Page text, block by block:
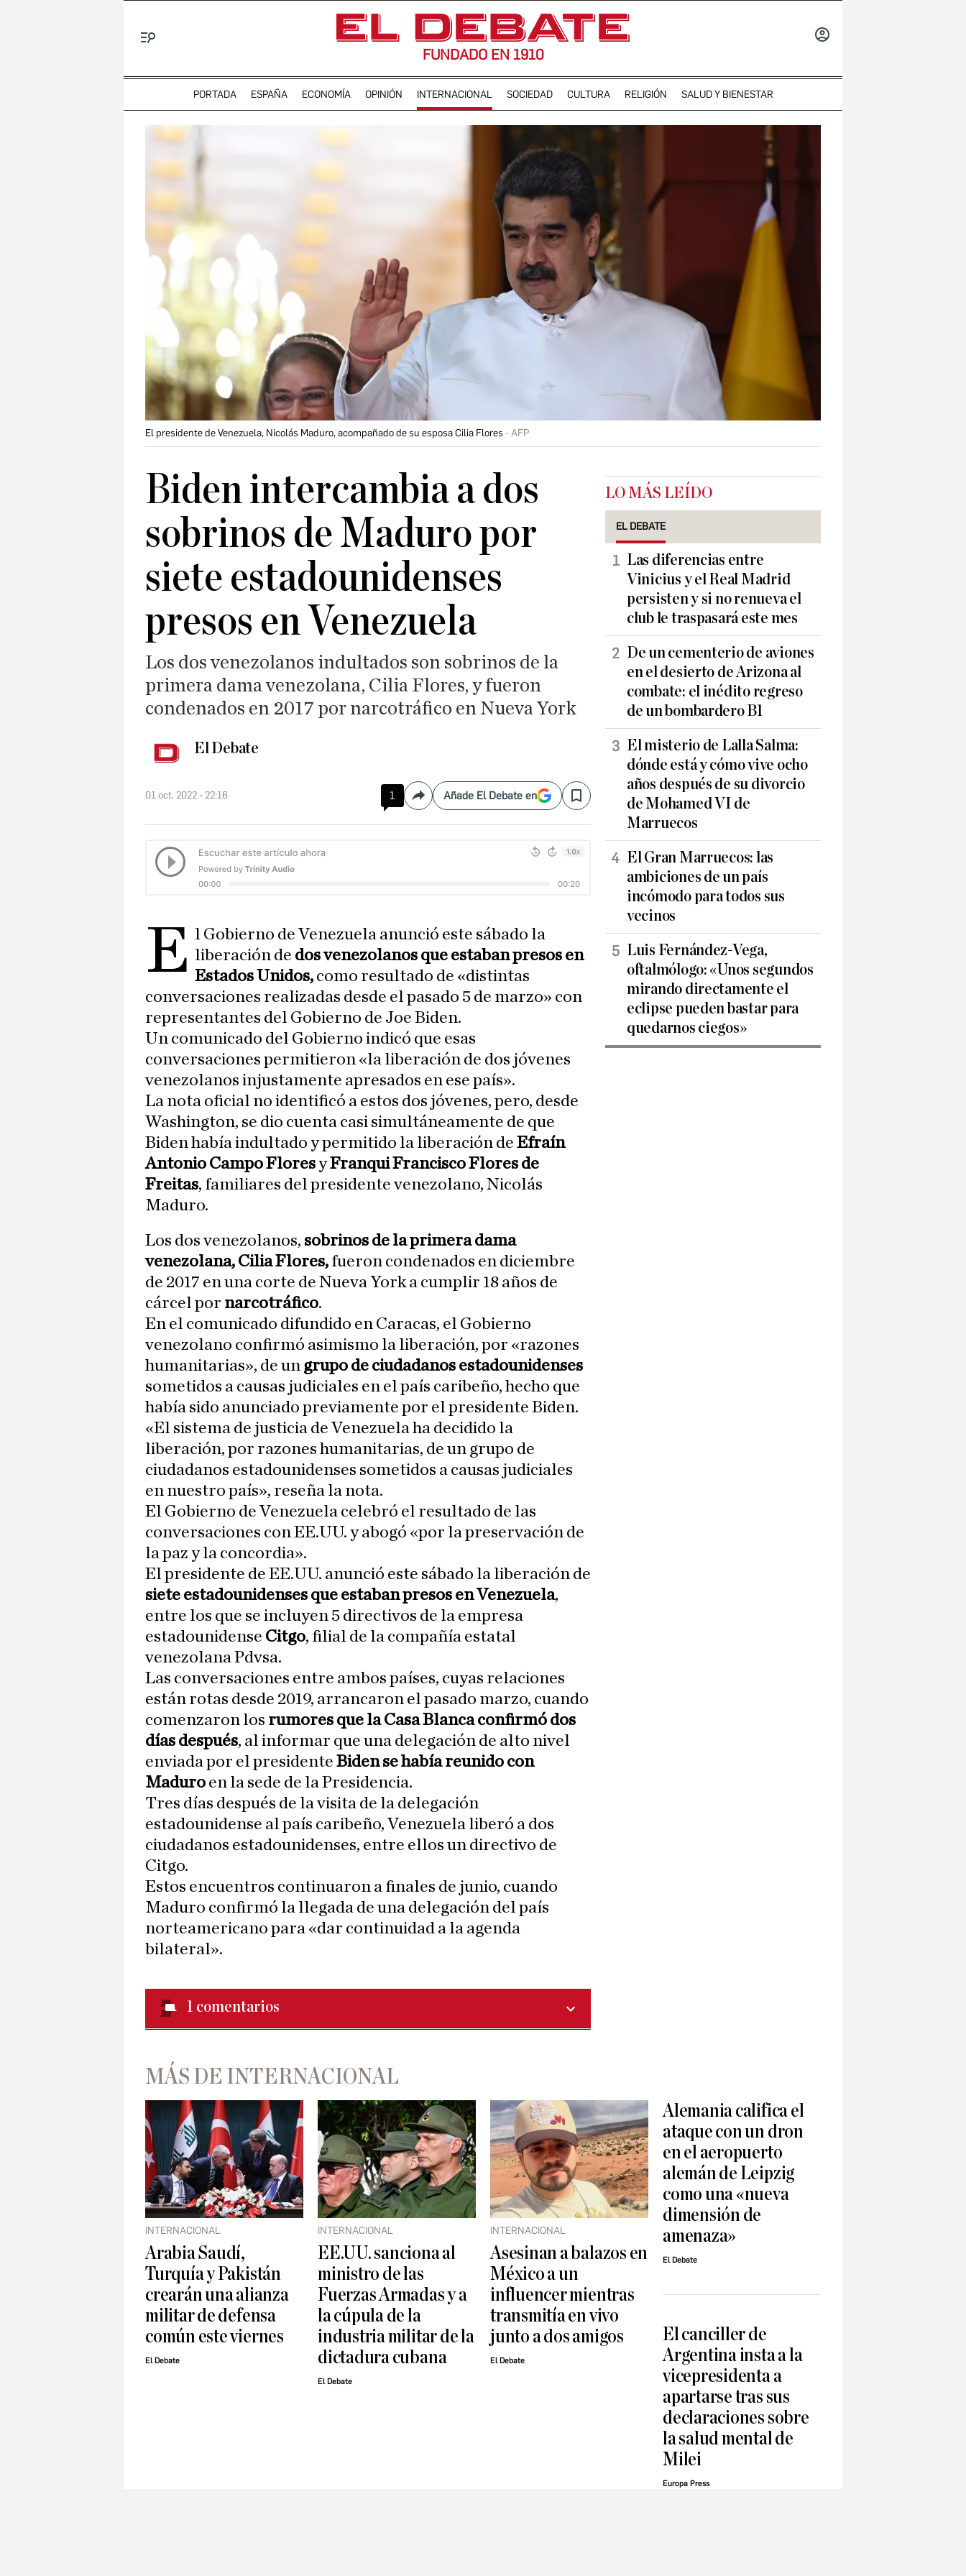
FUNDADO EN 1910
PORTADA ESPAÑA ECONOMÍA OPINIÓN INTERNACIONAL SOCIEDAD CULTURA RELIGIÓN SALUD Y BIENESTAR
El presidente de Venezuela, Nicolás Maduro, acompañado de su esposa Cilia Flores AFP
Biden intercambia a dos
sobrinos de Maduro por
siete estadounidenses
presos en Venezuela
Los dos venezolanos indultados son sobrinos de la
primera dama venezolana, Cilia Flores, y fueron
condenados en 2017 por narcotráfico en Nueva York
El Debate
01 oct. 2022 - 22:16 1 CompartirAñade El Debate en Save
E l Gobierno de Venezuela anunció este sábado la
liberación de dos venezolanos que estaban presos en
Estados Unidos, como resultado de «distintas
conversaciones realizadas desde el pasado 5 de marzo» con
representantes del Gobierno de Joe Biden.
Un comunicado del Gobierno indicó que esas
conversaciones permitieron «la liberación de dos jóvenes
venezolanos injustamente apresados en ese país».
La nota oficial no identificó a estos dos jóvenes, pero, desde
Washington, se dio cuenta casi simultáneamente de que
Biden había indultado y permitido la liberación de Efraín
Antonio Campo FloresyFranqui Francisco Flores de
Freitas, familiares del presidente venezolano, Nicolás
Maduro.
Los dos venezolanos, sobrinos de la primera dama
venezolana, Cilia Flores, fueron condenados en diciembre
de 2017 en una corte de Nueva York a cumplir 18 años de
cárcel por narcotráfico.
En el comunicado difundido en Caracas, el Gobierno
venezolano confirmó asimismo la liberación, por «razones
humanitarias», de un grupo de ciudadanos estadounidenses
sometidos a causas judiciales en el país caribeño, hecho que
había sido anunciado previamente por el presidente Biden.
«El sistema de justicia de Venezuela ha decidido la
liberación, por razones humanitarias, de un grupo de
ciudadanos estadounidenses sometidos a causas judiciales
en nuestro país», reseña la nota.
El Gobierno de Venezuela celebró el resultado de las
conversaciones con EE.UU. y abogó «por la preservación de
la paz y la concordia».
El presidente de EE.UU. anunció este sábado la liberación de
siete estadounidenses que estaban presos en Venezuela,
entre los que se incluyen 5 directivos de la empresa
estadounidense Citgo, filial de la compañía estatal
venezolana Pdvsa.
Las conversaciones entre ambos países, cuyas relaciones
están rotas desde 2019, arrancaron el pasado marzo, cuando
comenzaron los rumores que la Casa Blanca confirmó dos
días después, al informar que una delegación de alto nivel
enviada por el presidente Biden se había reunido con
Maduro en la sede de la Presidencia.
Tres días después de la visita de la delegación
estadounidense al país caribeño, Venezuela liberó a dos
ciudadanos estadounidenses, entre ellos un directivo de
Citgo.
Estos encuentros continuaron a finales de junio, cuando
Maduro confirmó la llegada de una delegación del país
norteamericano para «dar continuidad a la agenda
bilateral».
1 comentarios
LO MÁS LEÍDO
EL DEBATE
Las diferencias entre
Vinicius y el Real Madrid
persisten y si no renueva el
club le traspasará este mes
De un cementerio de aviones
en el desierto de Arizona al
combate: el inédito regreso
de un bombardero B1
El misterio de Lalla Salma:
dónde está y cómo vive ocho
años después de su divorcio
de Mohamed VI de
Marruecos
El Gran Marruecos: las
ambiciones de un país
incómodo para todos sus
vecinos
Luis Fernández-Vega,
oftalmólogo: «Unos segundos
mirando directamente el
eclipse pueden bastar para
quedarnos ciegos»
MÁS DE INTERNACIONAL
INTERNACIONAL
Arabia Saudí,
Turquía y Pakistán
crearán una alianza
militar de defensa
común este viernes
El Debate
INTERNACIONAL
EE.UU. sanciona al
ministro de las
Fuerzas Armadas y a
la cúpula de la
industria militar de la
dictadura cubana
El Debate
INTERNACIONAL
Asesinan a balazos en
México a un
influencer mientras
transmitía en vivo
junto a dos amigos
El Debate
Alemania califica el
ataque con un dron
en el aeropuerto
alemán de Leipzig
como una «nueva
dimensión de
amenaza»
El Debate
El canciller de
Argentina insta a la
vicepresidenta a
apartarse tras sus
declaraciones sobre
la salud mental de
Milei
Europa Press